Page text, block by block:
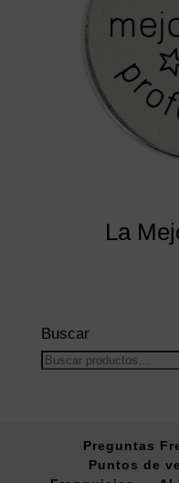
La
Buscar
Buscar
Preguntas
Puntos de